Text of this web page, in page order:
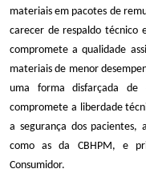
materiais em pacotes de
carecer de respaldo técnico
compromete a qualidade
materiais de menor
uma forma disfarçada de
compromete a liberdade
a segurança dos pacientes,
como as da CBHPM, e
Consumidor.